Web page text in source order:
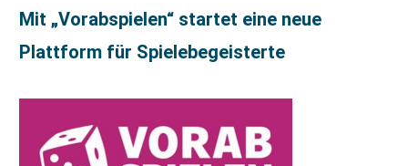
Mit „Vorabspielen“ startet eine neue
Plattform für Spielebegeisterte